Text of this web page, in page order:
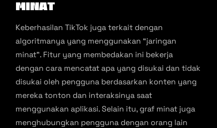
Minat
Keberhasilan TikTok juga terkait dengan
algoritmanya yang menggunakan “jaringan
minat”. Fitur yang membedakan ini bekerja
dengan cara mencatat apa yang disukai dan tidak
disukai oleh pengguna berdasarkan konten yang
mereka tonton dan interaksinya saat
menggunakan aplikasi. Selain itu, graf minat juga
menghubungkan pengguna dengan orang lain